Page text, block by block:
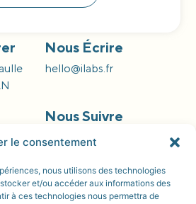
le consentement
nous utilisons des technologies
et/ou accéder aux informations des
à ces technologies nous permettra de
Nous Écrire
hello@ilabs.fr
Nous Suivre